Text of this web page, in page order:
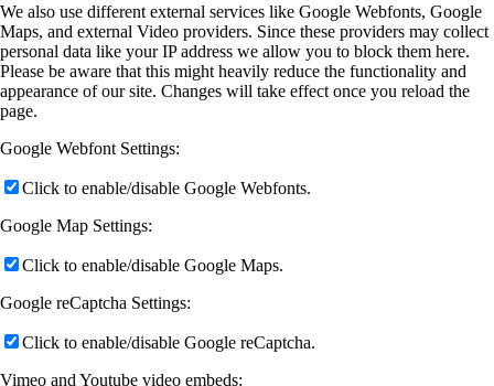
We also use different external services like Google Webfonts, Google
Maps, and external Video providers. Since these providers may collect
personal data like your IP address we allow you to block them here.
Please be aware that this might heavily reduce the functionality and
appearance of our site. Changes will take effect once you reload the
page.
Google Webfont Settings:
Click to enable/disable Google Webfonts.
Google Map Settings:
Click to enable/disable Google Maps.
Google reCaptcha Settings:
Click to enable/disable Google reCaptcha.
Vimeo and Youtube video embeds: